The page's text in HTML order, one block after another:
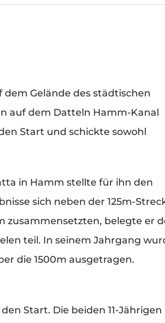
Gelände des städtischen
auf dem Datteln Hamm-Kanal
Start und schickte sowohl
in Hamm stellte für ihn den
sich neben der 125m-
zusammensetzten, belegte er
teil. In seinem Jahrgang
die 1500m ausgetragen.
Start. Die beiden 11-Jährigen